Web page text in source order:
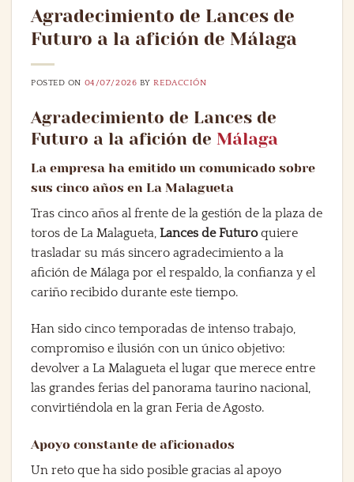
Agradecimiento de Lances de
Futuro a la afición de Málaga
POSTED ON 04/07/2026 BYREDACCIÓN
Agradecimiento de Lances de
Futuro a la afición de Málaga
La empresa ha emitido un comunicado sobre
sus cinco años en La Malagueta
Tras cinco años al frente de la gestión de la plaza de
toros de La Malagueta, Lances de Futuroquiere
trasladar su más sincero agradecimiento a la
afición de Málaga por el respaldo, la confianza y el
cariño recibido durante este tiempo.
Han sido cinco temporadas de intenso trabajo,
compromiso e ilusión con un único objetivo:
devolver a La Malagueta el lugar que merece entre
las grandes ferias del panorama taurino nacional,
convirtiéndola en la gran Feria de Agosto.
Apoyo constante de aficionados
Un reto que ha sido posible gracias al apoyo